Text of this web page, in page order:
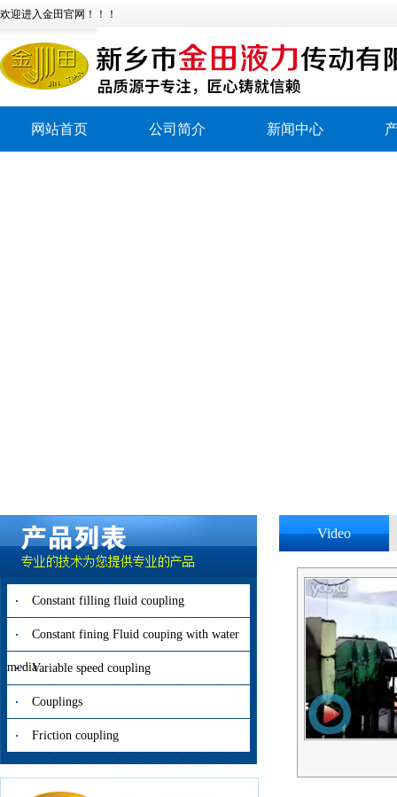
欢迎进入金田官网！！！
网站首页 公司简介 新闻中心
Constant filling fluid coupling
Constant fining Fluid couping with water
mediaVariable speed coupling
Couplings
Friction coupling
Video